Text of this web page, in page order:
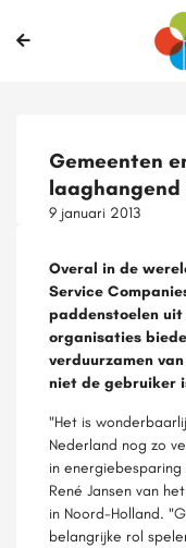
Gemeenten
9 januari 2013
Overal in de
Service
paddenstoelen uit
organisaties
verduurzamen
niet de gebruiker
"Het is
Nederland nog zo
in
René Jansen van
in Noord-Holland.
belangrijke rol